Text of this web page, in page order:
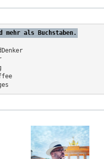
mehr als Buchstaben.